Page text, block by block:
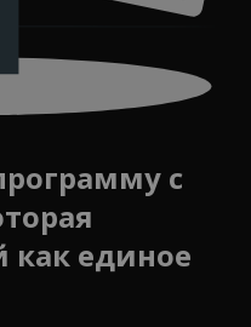
с
как единое